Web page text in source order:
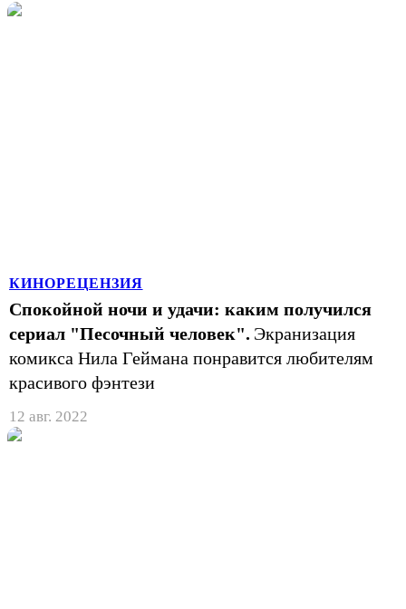
КИНОРЕЦЕНЗИЯ
Спокойной ночи и удачи: каким получился
сериал "Песочный человек". Экранизация
комикса Нила Геймана понравится любителям
красивого фэнтези
12 авг. 2022